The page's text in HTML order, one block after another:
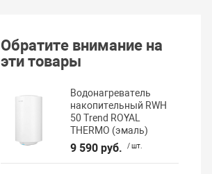
Обратите внимание на
эти товары
Водонагреватель
накопительный RWH
50 Trend ROYAL
THERMO (эмаль)
9 590 руб. / шт.